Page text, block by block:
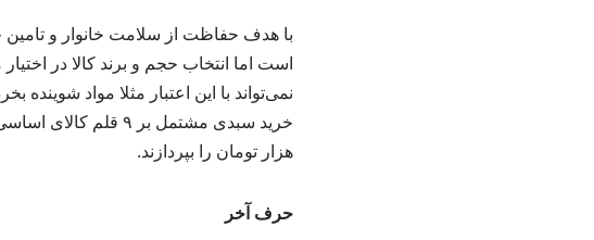
است اما انتخاب حجم و برند کالا در
نمی‌تواند با این اعتبار مثلا مواد
هزار تومان را بپردازند.
حرف آخر